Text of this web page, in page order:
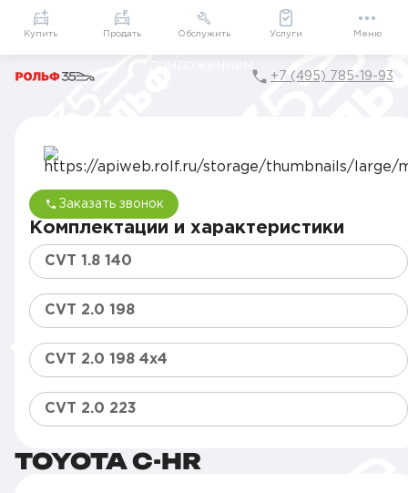
Приложение
Мой РОЛЬФ
Подарки внутри
+7 (495) 785-19-93
Заказать звонок
Комплектации и характеристики
CVT 1.8 140
CVT 2.0 198
CVT 2.0 198 4x4
CVT 2.0 223
TOYOTA C-HR
Купить Продать Обслужить Услуги Меню